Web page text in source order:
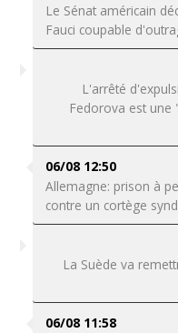
Le Sénat américain
Fauci coupable
L'arrêté
Fedorova est une
06/08 12:50
Allemagne: prison à
contre un cortège
La Suède va
06/08 11:58